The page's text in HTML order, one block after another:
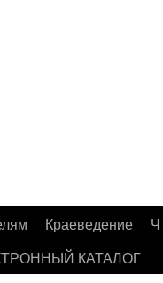
Краеведение
КАТАЛОГ